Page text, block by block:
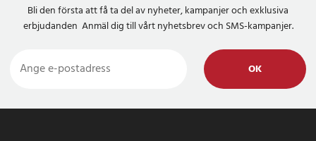
Bli den första att få ta del av nyheter, kampanjer och exklusiva
erbjudanden Anmäl dig till vårt nyhetsbrev och SMS-kampanjer.
OK